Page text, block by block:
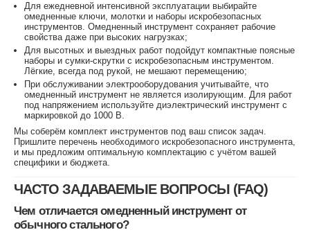
Для ежедневной интенсивной эксплуатации выбирайте
омедненные ключи, молотки и наборы искробезопасных
инструментов. Омедненный инструмент сохраняет рабочие
свойства даже при высоких нагрузках;
Для высотных и выездных работ подойдут компактные поясные
наборы и сумки-скрутки с искробезопасным инструментом.
Лёгкие, всегда под рукой, не мешают перемещению;
При обслуживании электрооборудования учитывайте, что
омедненный инструмент не является изолирующим. Для работ
под напряжением используйте диэлектрический инструмент с
маркировкой до 1000 В.
Мы соберём комплект инструментов под ваш список задач.
Пришлите перечень необходимого искробезопасного инструмента,
и мы предложим оптимальную комплектацию с учётом вашей
специфики и бюджета.
ЧАСТО ЗАДАВАЕМЫЕ ВОПРОСЫ (FAQ)
Чем отличается омедненный инструмент от
обычного стального?